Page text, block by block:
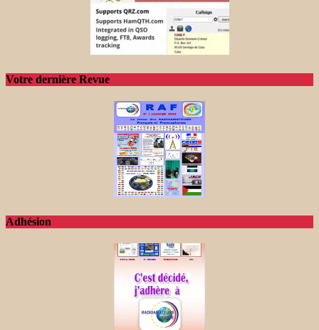
Votre dernière Revue
Adhésion